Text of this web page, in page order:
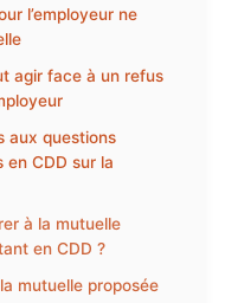
l’employeur ne
agir face à un refus
aux questions
en CDD sur la
à la mutuelle
en CDD ?
mutuelle proposée